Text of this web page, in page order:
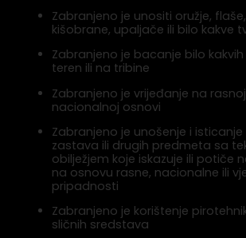
Zabranjeno je unositi oružje,
kišobrane, upaljače ili bilo kakve
Zabranjeno je bacanje bilo
teren ili na tribine
Zabranjeno je vrijeđanje na
nacionalnoj osnovi
Zabranjeno je unošenje i
zastava ili drugih predmeta sa
obilježjem koje iskazuje ili potiče
na osnovu rasne, nacionalne ili
pripadnosti
Zabranjeno je korištenje
sličnih sredstava